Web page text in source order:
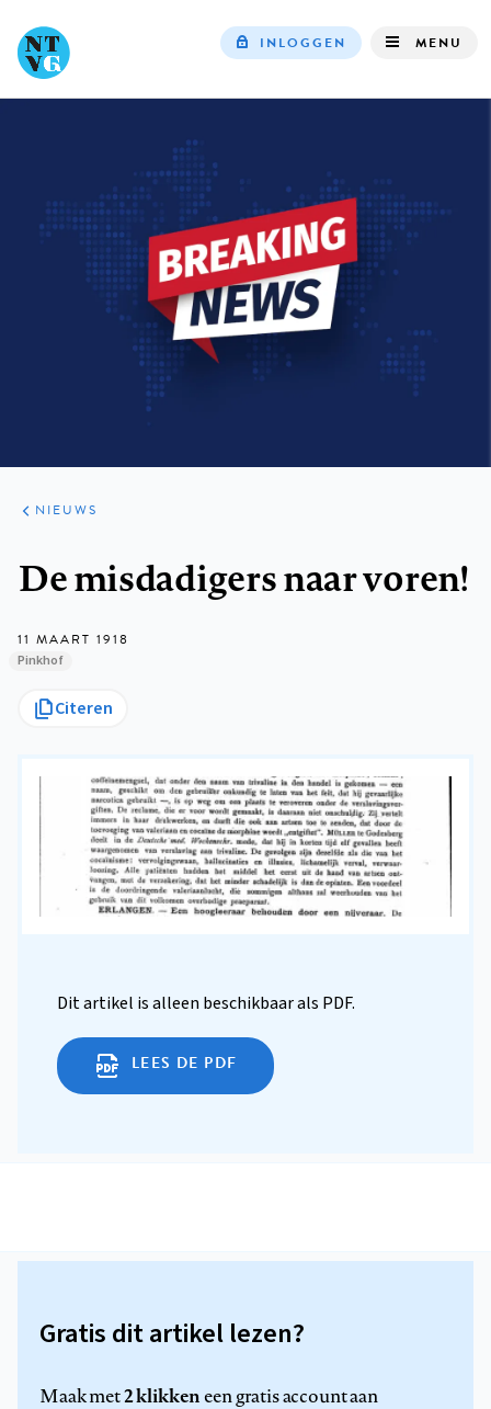
INLOGGEN MENU
ARTIKELEN
HET
KORT
NIEUWS
De misdadigers naar voren!
11 MAART 1918
Pinkhof
Citeren
Dit artikel is alleen beschikbaar als PDF.
LEES DE PDF
Gratis dit artikel lezen?
Maak met2 klikkeneen gratis account aan